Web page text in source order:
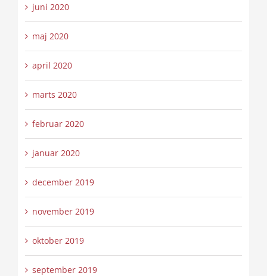
juni 2020
maj 2020
april 2020
marts 2020
februar 2020
januar 2020
december 2019
november 2019
oktober 2019
september 2019